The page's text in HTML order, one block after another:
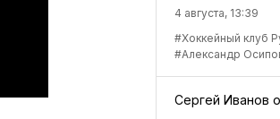
4 августа, 13:39
#Хоккейный клуб
#Александр
Сергей Иванов